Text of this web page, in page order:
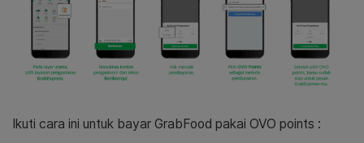
Ikuti cara ini untuk bayar GrabFood pakai OVO points :